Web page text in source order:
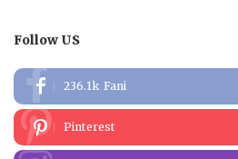
Follow US
236.1k Fani
Pinterest